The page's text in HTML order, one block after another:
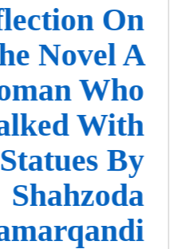
On
Novel A
Who
With
Statues By
Shahzoda